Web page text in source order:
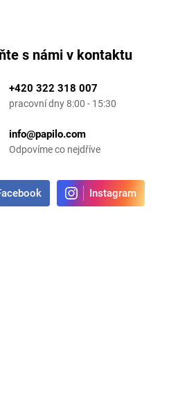
s námi v kontaktu
+420 322 318 007
pracovní dny 8:00 - 15:30
info@papilo.com
Odpovíme co nejdříve
Instagram